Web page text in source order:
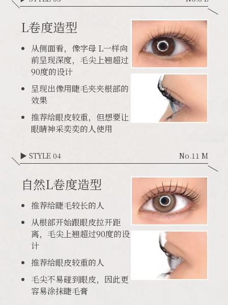
L卷度造型
从侧面看，像字母 L一样向
前呈现深度，毛尖上翘超过
90度的设计
呈现出像用睫毛夹夹根部的
效果
推荐给眼皮较重，但想要让
眼睛神采奕奕的人使用
▶ STYLE 04 No.11 M
自然L卷度造型
推荐给睫毛较长的人
从根部开始跟眼皮拉开距
离，毛尖上翘超过90度的设
计
推荐给眼皮较重的人
毛尖不易碰到眼皮，因此更
容易涂抹睫毛膏